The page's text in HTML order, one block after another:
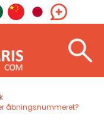
åbningsnummeret?